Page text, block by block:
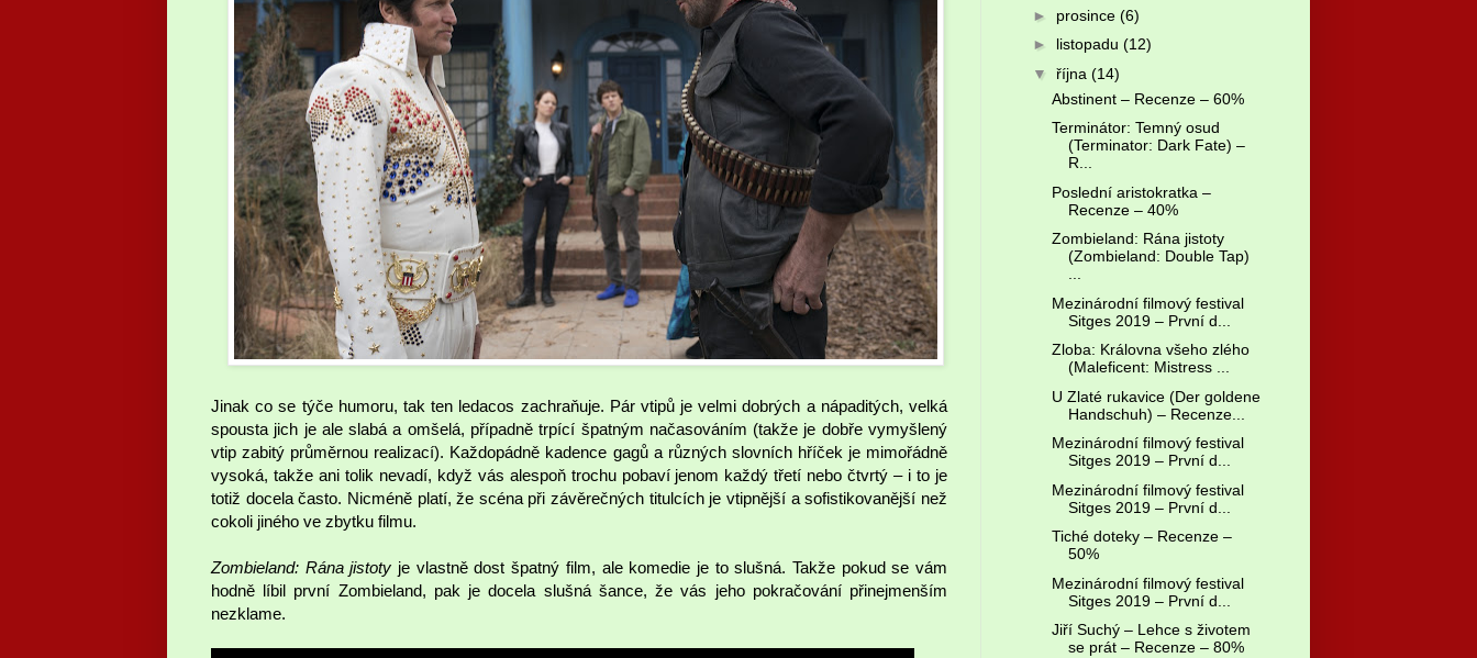
Jinak co se týče humoru, tak ten ledacos zachraňuje. Pár vtipů je velmi dobrých a nápaditých, velká
spousta jich je ale slabá a omšelá, případně trpící špatným načasováním (takže je dobře vymyšlený
vtip zabitý průměrnou realizací). Každopádně kadence gagů a různých slovních hříček je mimořádně
vysoká, takže ani tolik nevadí, když vás alespoň trochu pobaví jenom každý třetí nebo čtvrtý – i to je
totiž docela často. Nicméně platí, že scéna při závěrečných titulcích je vtipnější a sofistikovanější než
cokoli jiného ve zbytku filmu.
Zombieland: Rána jistoty je vlastně dost špatný film, ale komedie je to slušná. Takže pokud se vám
hodně líbil první Zombieland, pak je docela slušná šance, že vás jeho pokračování přinejmenším
nezklame.
► prosince (6)
► listopadu (12)
▼ října (14)
Abstinent – Recenze – 60%
Terminátor: Temný osud
(Terminator: Dark Fate) –
R...
Poslední aristokratka –
Recenze – 40%
Zombieland: Rána jistoty
(Zombieland: Double Tap)
...
Mezinárodní filmový festival
Sitges 2019 – První d...
Zloba: Královna všeho zlého
(Maleficent: Mistress ...
U Zlaté rukavice (Der goldene
Handschuh) – Recenze...
Mezinárodní filmový festival
Sitges 2019 – První d...
Mezinárodní filmový festival
Sitges 2019 – První d...
Tiché doteky – Recenze –
50%
Mezinárodní filmový festival
Sitges 2019 – První d...
Jiří Suchý – Lehce s životem
se prát – Recenze – 80%